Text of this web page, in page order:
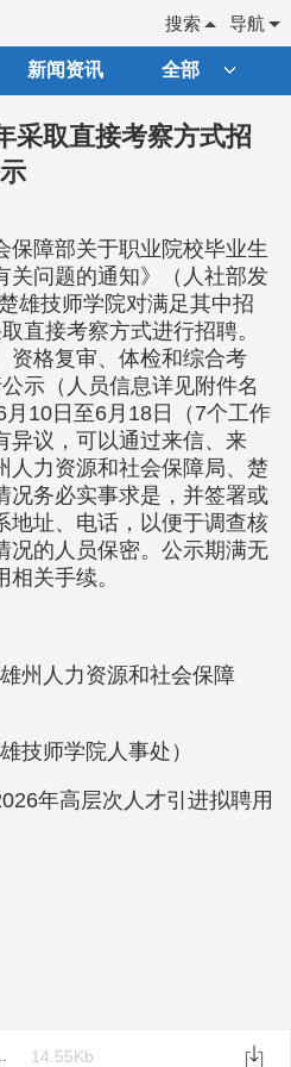
导航
搜索
新闻资讯 全部
采取直接考察方式招
保障部关于职业院校毕业生
关问题的通知》（人社部发
雄技师学院对满足其中招
直接考察方式进行招聘。
资格复审、体检和综合考
示（人员信息详见附件名
10日至6月18日（7个工作
异议，可以通过来信、来
人力资源和社会保障局、楚
况务必实事求是，并签署或
地址、电话，以便于调查核
况的人员保密。公示期满无
关手续。
州人力资源和社会保障
技师学院人事处）
年高层次人才引进拟聘用
世豪 周玉财(1).xlsx 14.55Kb